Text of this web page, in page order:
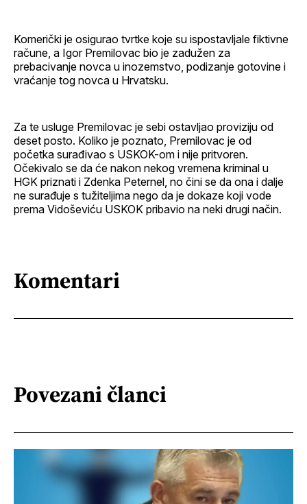
Komerički je osigurao tvrtke koje su ispostavljale fiktivne
račune, a Igor Premilovac bio je zadužen za
prebacivanje novca u inozemstvo, podizanje gotovine i
vraćanje tog novca u Hrvatsku.
Za te usluge Premilovac je sebi ostavljao proviziju od
deset posto. Koliko je poznato, Premilovac je od
početka surađivao s USKOK-om i nije pritvoren.
Očekivalo se da će nakon nekog vremena kriminal u
HGK priznati i Zdenka Peternel, no čini se da ona i dalje
ne surađuje s tužiteljima nego da je dokaze koji vode
prema Vidoševiću USKOK pribavio na neki drugi način.
Komentari
Povezani članci